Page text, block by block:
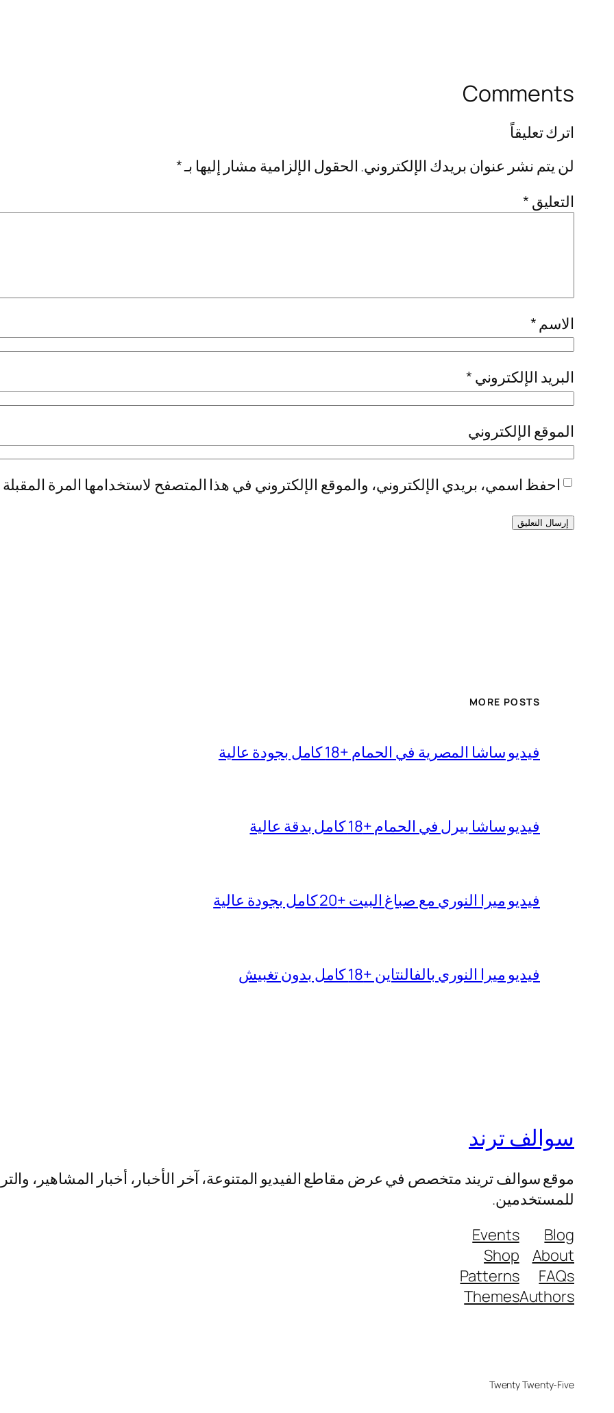
Comments
اترك تعليقاً
لن يتم نشر عنوان بريدك الإلكتروني. الحقول الإلزامية مشار إليها بـ*
التعليق *
الاسم *
البريد الإلكتروني *
الموقع الإلكتروني
احفظ اسمي، بريدي الإلكتروني، والموقع الإلكتروني في هذا المتصفح لاستخدامها المرة
MORE POSTS
فيديو ساشا المصرية في الحمام +18 كامل بجودة عالية
فيديو ساشا بيرل في الحمام +18 كامل بدقة عالية
فيديو ميرا النوري مع صباغ البيت +20 كامل بجودة عالية
فيديو ميرا النوري بالفالنتاين +18 كامل بدون تغبيش
سوالف ترند
موقع سوالف تريند متخصص في عرض مقاطع الفيديو المتنوعة، آخر الأخبار، أخبار المشاهير،
للمستخدمين.
Blog
About
FAQs
Authors
Events
Shop
Patterns
Themes
Twenty Twenty-Five